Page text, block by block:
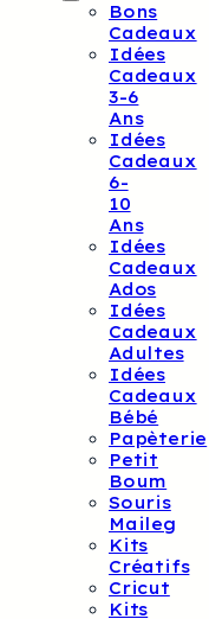
Bons
Cadeaux
Idées
Cadeaux
3-6
Ans
Idées
Cadeaux
6-
10
Ans
Idées
Cadeaux
Ados
Idées
Cadeaux
Adultes
Idées
Cadeaux
Bébé
Papèterie
Petit
Boum
Souris
Maileg
Kits
Créatifs
Cricut
Kits